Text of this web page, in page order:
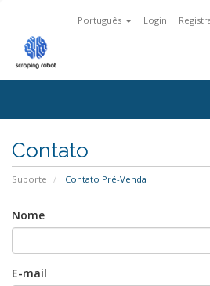
Português Login
Contato
Suporte Contato Pré-Venda
Nome
E-mail